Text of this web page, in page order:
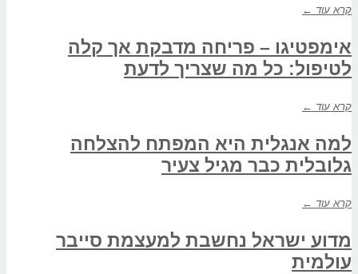
קרא עוד ←
אימפטיגו – פריחה מדבקת אך קלה
לטיפול: כל מה שצריך לדעת
קרא עוד ←
למה אנגלית היא המפתח להצלחה
גלובלית כבר מגיל צעיר
קרא עוד ←
מדוע ישראל נחשבת למעצמת סייבר
עולמית